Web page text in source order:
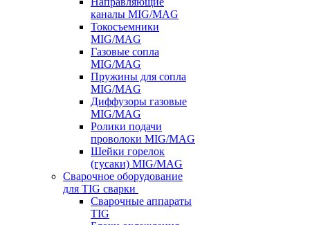
каналы MIG/MAG
Токосъемники
MIG/MAG
Газовые сопла
MIG/MAG
Пружины для сопла
MIG/MAG
Диффузоры газовые
MIG/MAG
Ролики подачи
проволоки MIG/MAG
Шейки горелок
(гусаки) MIG/MAG
Сварочное оборудование
для TIG сварки
Сварочные аппараты
TIG